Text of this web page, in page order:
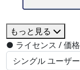
もっと見る
● ライセンス / 価格